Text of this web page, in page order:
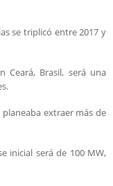
se triplicó entre 2017 y
Ceará, Brasil, será una
extraer más de
inicial será de 100 MW,